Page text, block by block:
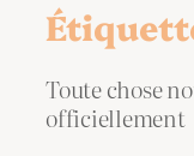
Toute chose
officiellement